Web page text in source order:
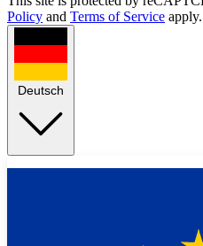
Policy and Terms of Service apply.
Deutsch